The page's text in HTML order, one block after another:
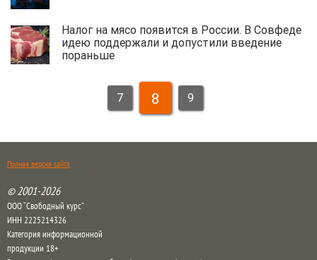
Налог на мясо появится в России. В Совфеде
идею поддержали и допустили введение
пораньше
7 8 9
Полная версия сайта
© 2001-2026
ООО “Свободный курс”
ИНН 2225214326
Категория информационной
продукции 18+